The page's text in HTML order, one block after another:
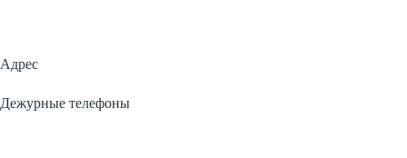
Адрес
Дежурные телефоны